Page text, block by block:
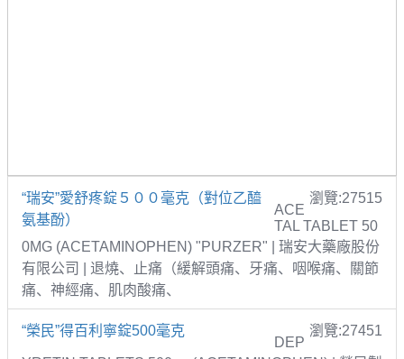
“瑞安”愛舒疼錠５００毫克（對位乙醯
氨基酚）
瀏覽:27515
ACE
TAL TABLET 50
0MG (ACETAMINOPHEN) "PURZER" | 瑞安大藥廠股份
有限公司 | 退燒、止痛（緩解頭痛、牙痛、咽喉痛、關節
痛、神經痛、肌肉酸痛、
“榮民”得百利寧錠500毫克 瀏覽:27451
DEP